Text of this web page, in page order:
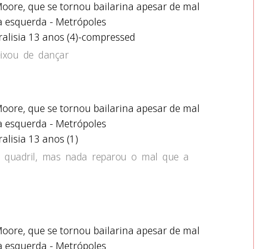
13 anos (4)-compressed
de dançar
13 anos (1)
quadril, mas nada reparou o mal que a